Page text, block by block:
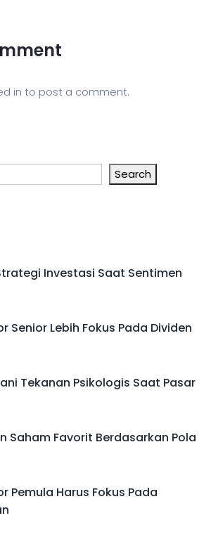
in to post a comment.
Search
Investasi Saat Sentimen
Senior Lebih Fokus Pada Dividen
Tekanan Psikologis Saat Pasar
Saham Favorit Berdasarkan Pola
Pemula Harus Fokus Pada